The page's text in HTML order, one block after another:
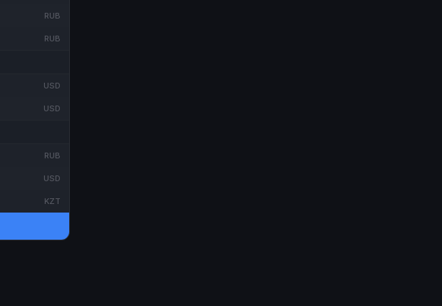
RUB
RUB
USD
USD
RUB
USD
KZT